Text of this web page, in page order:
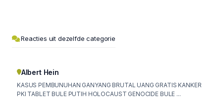
Reacties uit dezelfde categorie
Albert Hein
KASUS PEMBUNUHAN GANYANG BRUTAL UANG GRATIS KANKER
PKI TABLET BULE PUTIH HOLOCAUST GENOCIDE BULE ...